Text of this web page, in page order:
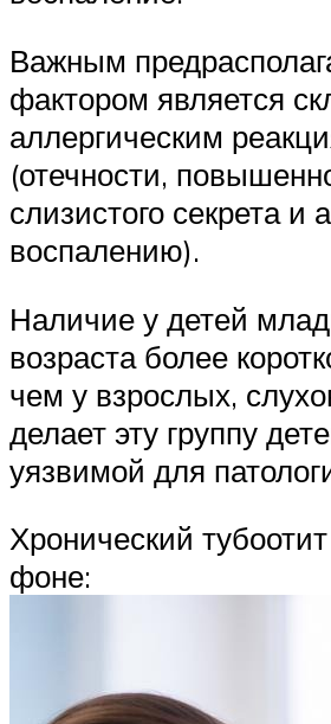
Важным
фактором является
аллергическим
(отечности,
слизистого секрета и
воспалению).
Наличие у детей
возраста более
чем у взрослых,
делает эту группу
уязвимой для
Хронический
фоне: